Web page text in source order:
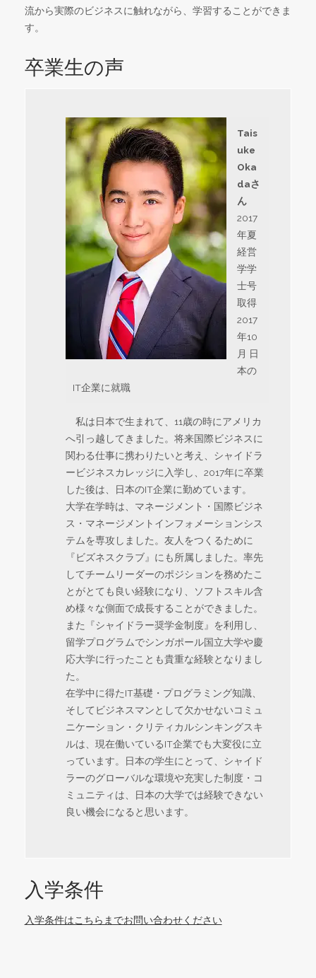
流から実際のビジネスに触れながら、学習することができま
す。
卒業生の声
Tais
uke
Oka
daさ
ん
2017
年夏
経営
学学
士号
取得
2017
年10
月 日
本の
IT企業に就職
私は日本で生まれて、11歳の時にアメリカ
へ引っ越してきました。将来国際ビジネスに
関わる仕事に携わりたいと考え、シャイドラ
ービジネスカレッジに入学し、2017年に卒業
した後は、日本のIT企業に勤めています。
大学在学時は、マネージメント・国際ビジネ
ス・マネージメントインフォメーションシス
テムを専攻しました。友人をつくるために
『ビズネスクラブ』にも所属しました。率先
してチームリーダーのポジションを務めたこ
とがとても良い経験になり、ソフトスキル含
め様々な側面で成長することができました。
また『シャイドラー奨学金制度』を利用し、
留学プログラムでシンガポール国立大学や慶
応大学に行ったことも貴重な経験となりまし
た。
在学中に得たIT基礎・プログラミング知識、
そしてビジネスマンとして欠かせないコミュ
ニケーション・クリティカルシンキングスキ
ルは、現在働いているIT企業でも大変役に立
っています。日本の学生にとって、シャイド
ラーのグローバルな環境や充実した制度・コ
ミュニティは、日本の大学では経験できない
良い機会になると思います。
入学条件
入学条件はこちらまでお問い合わせください